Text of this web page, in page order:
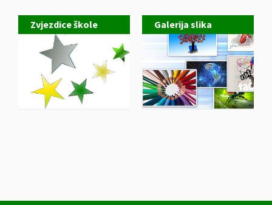
Zvjezdice škole Galerija slika